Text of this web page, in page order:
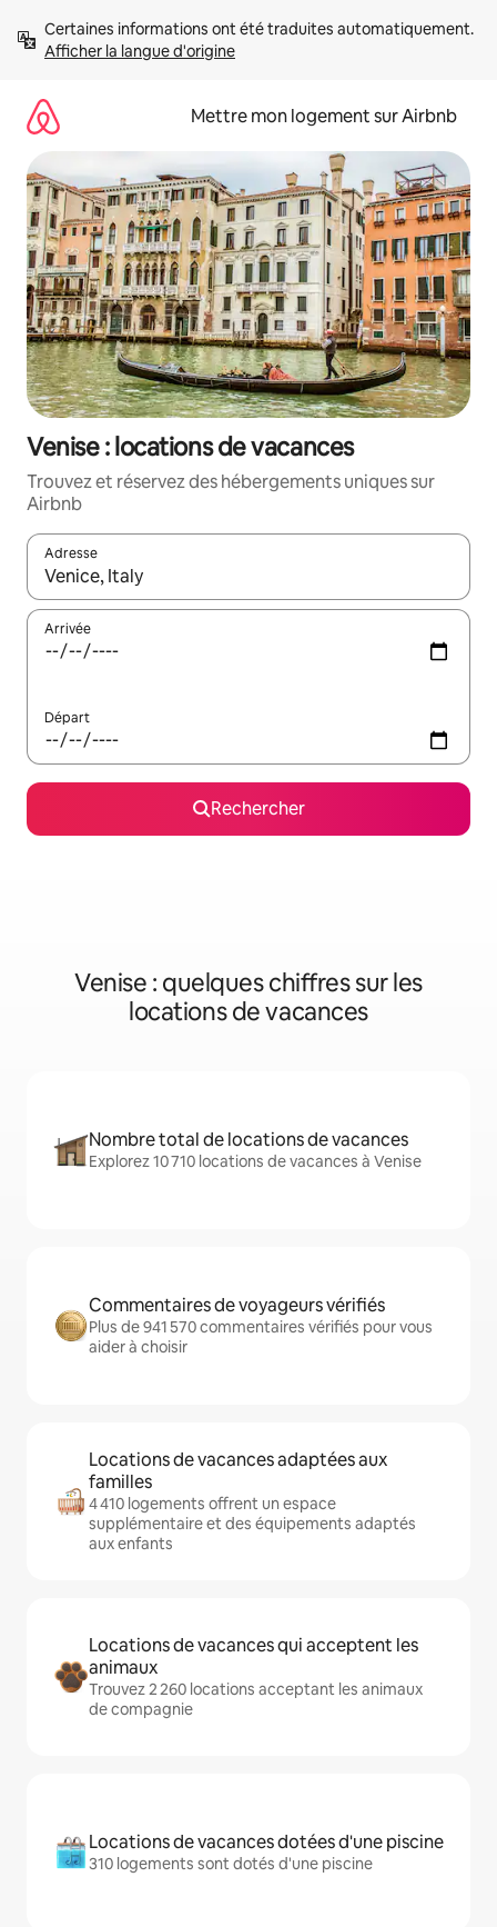
directement
Afficher la langue d'origine
Mettre mon logement sur Airbnb
Venise : locations de vacances
Trouvez et réservez des hébergements uniques sur
Airbnb
Adresse
Lorsque les résultats s'affichent, utilisez les flèches vers le
Arrivée
Départ
Rechercher
Venise : quelques chiffres sur les
locations de vacances
Nombre total de locations de vacances
Explorez 10 710 locations de vacances à Venise
Commentaires de voyageurs vérifiés
Plus de 941 570 commentaires vérifiés pour vous
aider à choisir
Locations de vacances adaptées aux
familles
4 410 logements offrent un espace
supplémentaire et des équipements adaptés
aux enfants
Locations de vacances qui acceptent les
animaux
Trouvez 2 260 locations acceptant les animaux
de compagnie
Locations de vacances dotées d'une piscine
310 logements sont dotés d'une piscine